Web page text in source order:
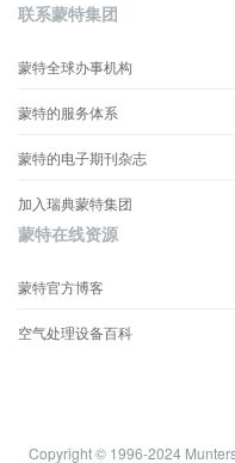
联系蒙特集团
蒙特全球办事机构
蒙特的服务体系
蒙特的电子期刊杂志
加入瑞典蒙特集团
蒙特在线资源
蒙特官方博客
空气处理设备百科
Copyright © 1996-2024